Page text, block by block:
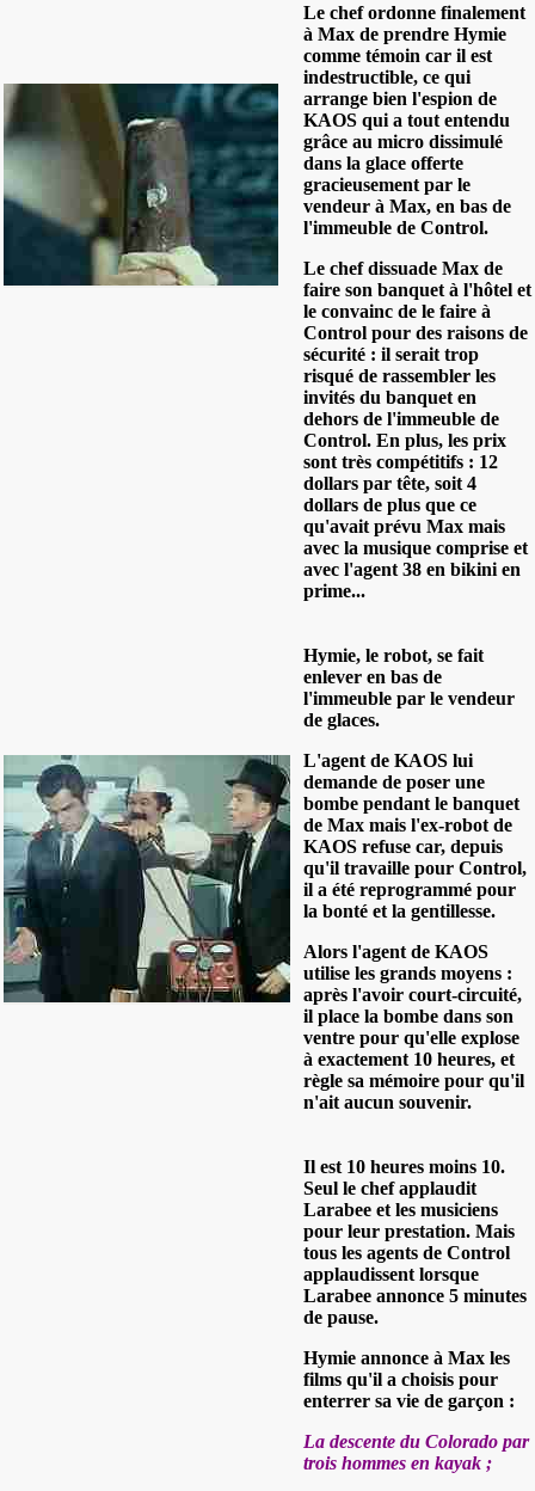
Le chef ordonne finalement
à Max de prendre Hymie
comme témoin car il est
indestructible, ce qui
arrange bien l'espion de
KAOS qui a tout entendu
grâce au micro dissimulé
dans la glace offerte
gracieusement par le
vendeur à Max, en bas de
l'immeuble de Control.
Le chef dissuade Max de
faire son banquet à l'hôtel et
le convainc de le faire à
Control pour des raisons de
sécurité : il serait trop
risqué de rassembler les
invités du banquet en
dehors de l'immeuble de
Control. En plus, les prix
sont très compétitifs : 12
dollars par tête, soit 4
dollars de plus que ce
qu'avait prévu Max mais
avec la musique comprise et
avec l'agent 38 en bikini en
prime...
Hymie, le robot, se fait
enlever en bas de
l'immeuble par le vendeur
de glaces.
L'agent de KAOS lui
demande de poser une
bombe pendant le banquet
de Max mais l'ex-robot de
KAOS refuse car, depuis
qu'il travaille pour Control,
il a été reprogrammé pour
la bonté et la gentillesse.
Alors l'agent de KAOS
utilise les grands moyens :
après l'avoir court-circuité,
il place la bombe dans son
ventre pour qu'elle explose
à exactement 10 heures, et
règle sa mémoire pour qu'il
n'ait aucun souvenir.
Il est 10 heures moins 10.
Seul le chef applaudit
Larabee et les musiciens
pour leur prestation. Mais
tous les agents de Control
applaudissent lorsque
Larabee annonce 5 minutes
de pause.
Hymie annonce à Max les
films qu'il a choisis pour
enterrer sa vie de garçon :
La descente du Colorado par
trois hommes en kayak ;